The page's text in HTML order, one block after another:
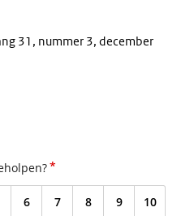
31, nummer 3, december
*
6 7 8 9 10